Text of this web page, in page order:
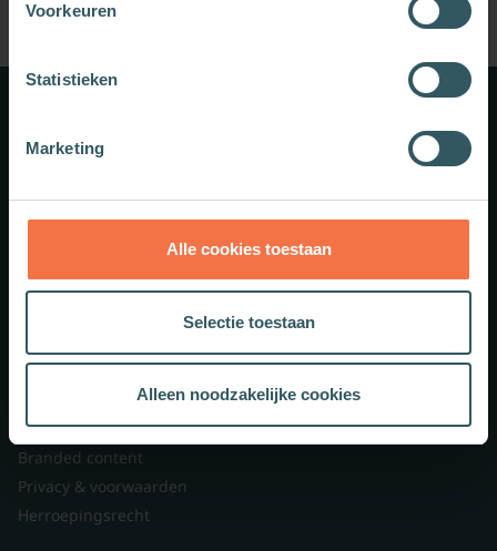
Voorkeuren
Statistieken
Marketing
Alle cookies toestaan
Selectie toestaan
Alleen noodzakelijke cookies
Nieuwsbrieven
Veelgestelde vragen
Contact
Branded content
Privacy & voorwaarden
Herroepingsrecht